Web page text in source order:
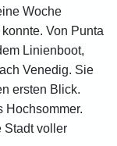
Woche
Von Punta
Linienboot,
Venedig. Sie
ersten Blick.
Hochsommer.
Stadt voller